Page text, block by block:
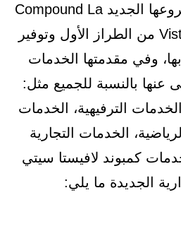
من الخبرة لجعل مشروعها الجديد Compound La
Vista City New Capital من الطراز الأول وتوفير
وفي مقدمتها الخدمات
عنها بالنسبة للجميع مثل:
الترفيهية، الخدمات
الخدمات التجارية
كمبوند لافيستا سيتي
الجديدة ما يلي: